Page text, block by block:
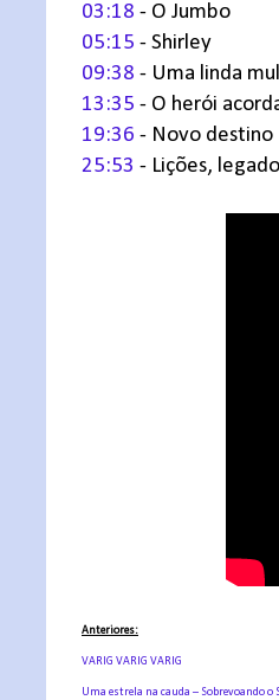
03:18 - O Jumbo
05:15 - Shirley
09:38 - Uma linda
13:35 - O herói
19:36 - Novo destino
25:53 - Lições,
Anteriores:
VARIG VARIG VARIG
Uma estrela na cauda – Sobrevoando o